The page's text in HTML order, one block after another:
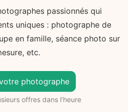
passionnés qui
uniques : photographe de
en famille, séance photo sur
etc.
photographe
offres dans l’heure